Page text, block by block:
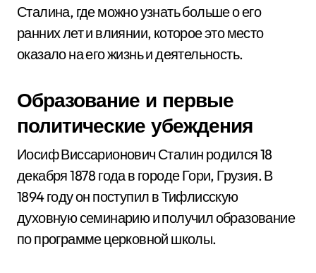
Сталина, где можно узнать больше о его
ранних лет и влиянии, которое это место
оказало на его жизнь и деятельность.
Образование и первые
политические убеждения
Иосиф Виссарионович Сталин родился 18
декабря 1878 года в городе Гори, Грузия. В
1894 году он поступил в Тифлисскую
духовную семинарию и получил образование
по программе церковной школы.